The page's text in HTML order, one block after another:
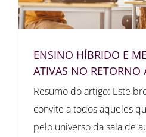
ENSINO HÍBRIDO E
ATIVAS NO RETORNO
Resumo do artigo: Este
convite a todos aqueles
pelo universo da sala de